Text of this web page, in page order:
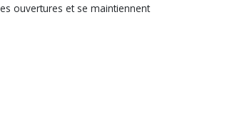
ouvertures et se maintiennent